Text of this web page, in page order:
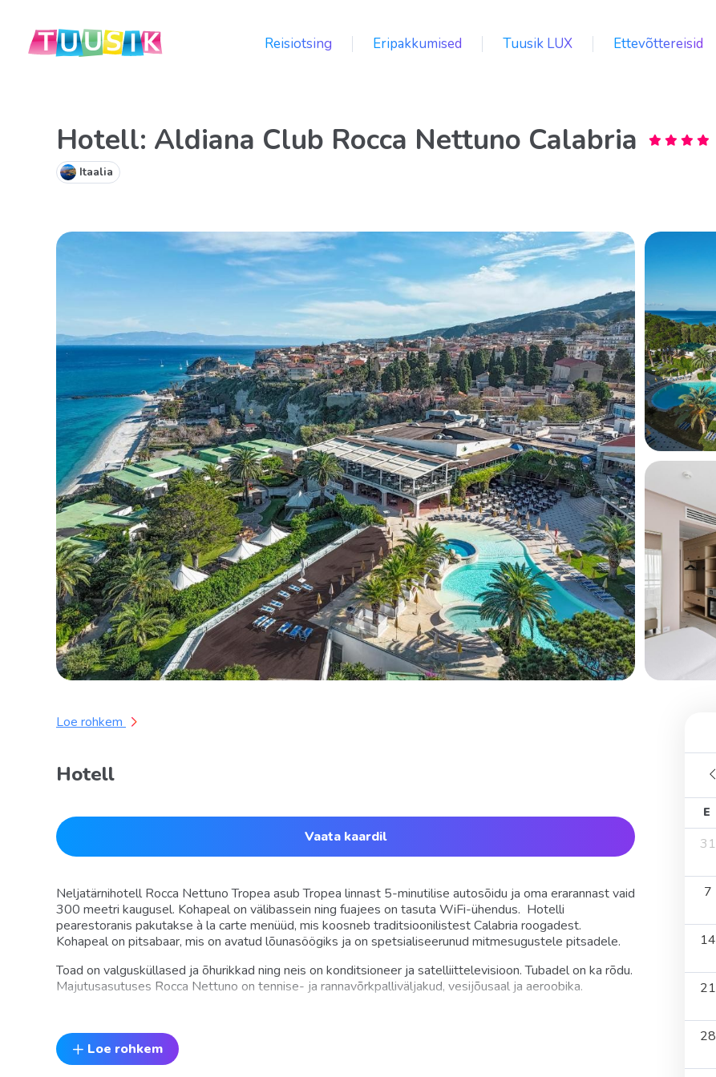
Reisiotsing Eripakkumised Tuusik LUX Ettevõttereisid
Hotell: Aldiana Club Rocca Nettuno Calabria
Itaalia
E
31
7
14
21
28
Loe rohkem
Hotell
Vaata kaardil
Neljatärnihotell Rocca Nettuno Tropea asub Tropea linnast 5-minutilise autosõidu ja oma erarannast vaid
300 meetri kaugusel. Kohapeal on välibassein ning fuajees on tasuta WiFi-ühendus. Hotelli
pearestoranis pakutakse à la carte menüüd, mis koosneb traditsioonilistest Calabria roogadest.
Kohapeal on pitsabaar, mis on avatud lõunasöögiks ja on spetsialiseerunud mitmesugustele pitsadele.
Toad on valgusküllased ja õhurikkad ning neis on konditsioneer ja satelliittelevisioon. Tubadel on ka rõdu.
Majutusasutuses Rocca Nettuno on tennise- ja rannavõrkpalliväljakud, vesijõusaal ja aeroobika.
Loe rohkem